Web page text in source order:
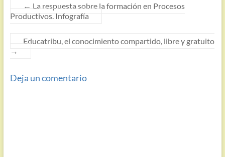
← La respuesta sobre la formación en Procesos
Productivos. Infografía
Educatribu, el conocimiento compartido, libre y gratuito
→
Deja un comentario